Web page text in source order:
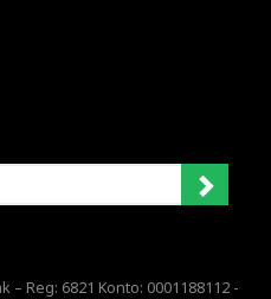
– Reg: 6821 Konto: 0001188112 -